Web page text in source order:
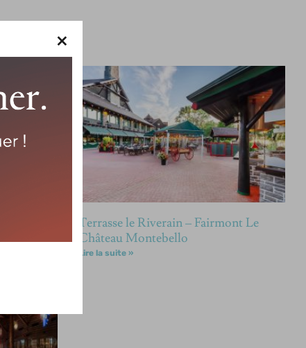
×
Terrasse le Riverain – Fairmont Le
Château Montebello
Lire la suite »